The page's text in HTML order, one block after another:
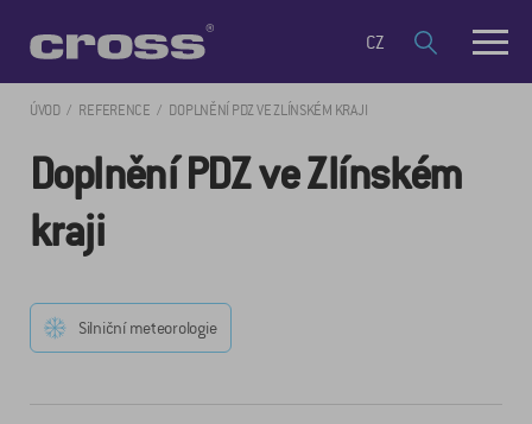
CZ
ÚVOD REFERENCE DOPLNĚNÍ PDZ VE ZLÍNSKÉM KRAJI
Doplnění PDZ ve Zlínském
kraji
Silniční meteorologie